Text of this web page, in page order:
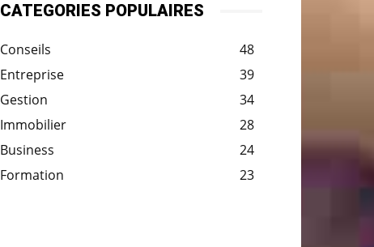
CATEGORIES POPULAIRES
Conseils
48
Entreprise
39
Gestion
34
Immobilier
28
Business
24
Formation
23